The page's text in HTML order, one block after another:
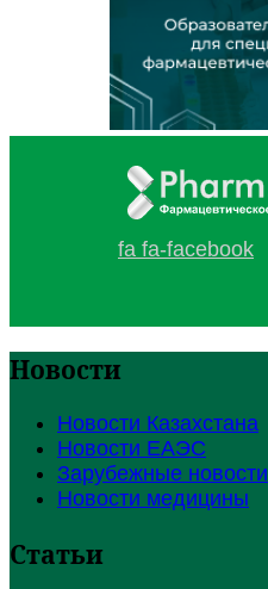
fa fa-facebook
Новости
Новости Казахстана
Новости ЕАЭС
Зарубежные новости
Новости медицины
Статьи